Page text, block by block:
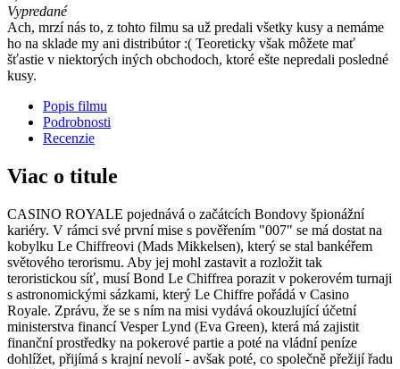
Vypredané
Ach, mrzí nás to, z tohto filmu sa už predali všetky kusy a nemáme
ho na sklade my ani distribútor :( Teoreticky však môžete mať
šťastie v niektorých iných obchodoch, ktoré ešte nepredali posledné
kusy.
Popis filmu
Podrobnosti
Recenzie
Viac o titule
CASINO ROYALE pojednává o začátcích Bondovy špionážní
kariéry. V rámci své první mise s pověřením "007" se má dostat na
kobylku Le Chiffreovi (Mads Mikkelsen), který se stal bankéřem
světového terorismu. Aby jej mohl zastavit a rozložit tak
teroristickou síť, musí Bond Le Chiffrea porazit v pokerovém turnaji
s astronomickými sázkami, který Le Chiffre pořádá v Casino
Royale. Zprávu, že se s ním na misi vydává okouzlující účetní
ministerstva financí Vesper Lynd (Eva Green), která má zajistit
finanční prostředky na pokerové partie a poté na vládní peníze
dohlížet, přijímá s krajní nevolí - avšak poté, co společně přežijí řadu